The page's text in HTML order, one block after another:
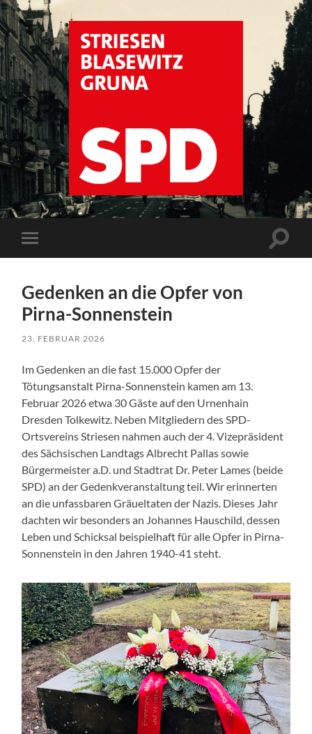
SPD
Dresden
Striesen
Mobile-
Menü
Gedenken an die Opfer von
Pirna-Sonnenstein
23. FEBRUAR 2026
Im Gedenken an die fast 15.000 Opfer der
Tötungsanstalt Pirna-Sonnenstein kamen am 13.
Februar 2026 etwa 30 Gäste auf den Urnenhain
Dresden Tolkewitz. Neben Mitgliedern des SPD-
Ortsvereins Striesen nahmen auch der 4. Vizepräsident
des Sächsischen Landtags Albrecht Pallas sowie
Bürgermeister a.D. und Stadtrat Dr. Peter Lames (beide
SPD) an der Gedenkveranstaltung teil. Wir erinnerten
an die unfassbaren Gräueltaten der Nazis. Dieses Jahr
dachten wir besonders an Johannes Hauschild, dessen
Leben und Schicksal beispielhaft für alle Opfer in Pirna-
Sonnenstein in den Jahren 1940-41 steht.